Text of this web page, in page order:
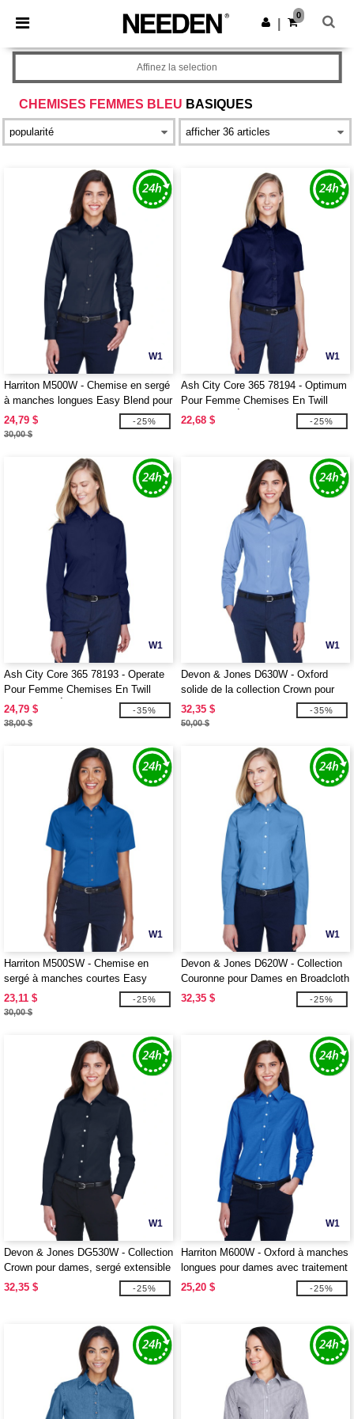
× Appli Needen
Meilleurs prix sur l’app !
Obtenir l'appli
0
CHEMISES FEMMES BLEU BASIQUES
Affinez la selection
W1
Harriton M500W - Chemise en sergé
à manches longues Easy Blend pour
dames avec traitement anti-taches
24,79 $
30,00 $
-25%
W1
Ash City Core 365 78194 - Optimum
Pour Femme Chemises En Twill
Core 365™ À Manches Courtes
22,68 $ -25%
W1
Ash City Core 365 78193 - Operate
Pour Femme Chemises En Twill
Core 365™ À Manches Longues
24,79 $
38,00 $
-35%
W1
Devon & Jones D630W - Oxford
solide de la collection Crown pour
dames
32,35 $
50,00 $
-35%
W1
Harriton M500SW - Chemise en
sergé à manches courtes Easy
Blend pour dames, avec traitement
antitaches
23,11 $
30,00 $
-25%
W1
Devon & Jones D620W - Collection
Couronne pour Dames en Broadcloth
Uni
32,35 $ -25%
W1
Devon & Jones DG530W - Collection
Crown pour dames, sergé extensible
solide
32,35 $ -25%
W1
Harriton M600W - Oxford à manches
longues pour dames avec traitement
antitache
25,20 $ -25%